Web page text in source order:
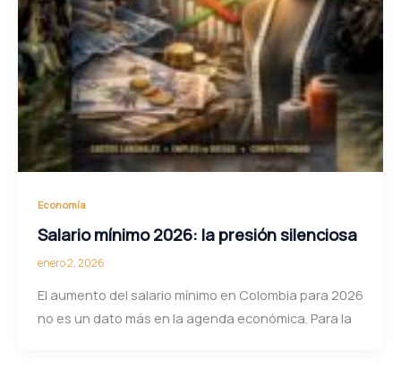
Economía
Salario mínimo 2026: la presión silenciosa
enero 2, 2026
El aumento del salario mínimo en Colombia para 2026
no es un dato más en la agenda económica. Para la